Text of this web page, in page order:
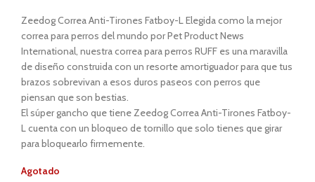
Zeedog Correa Anti-Tirones Fatboy-L Elegida como la mejor
correa para perros del mundo por Pet Product News
International, nuestra correa para perros RUFF es una maravilla
de diseño construida con un resorte amortiguador para que tus
brazos sobrevivan a esos duros paseos con perros que
piensan que son bestias.
El súper gancho que tiene Zeedog Correa Anti-Tirones Fatboy-
L cuenta con un bloqueo de tornillo que solo tienes que girar
para bloquearlo firmemente.
Agotado